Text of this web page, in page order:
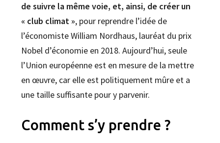
de suivre la même voie, et, ainsi, de créer un
« club climat », pour reprendre l’idée de
l’économiste William Nordhaus, lauréat du prix
Nobel d’économie en 2018. Aujourd’hui, seule
l’Union européenne est en mesure de la mettre
en œuvre, car elle est politiquement mûre et a
une taille suffisante pour y parvenir.
Comment s’y prendre ?